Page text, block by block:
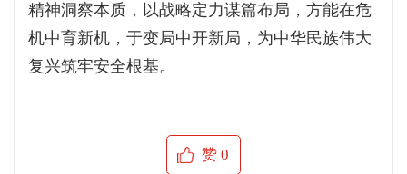
精神洞察本质，以战略定力谋篇布局，方能在危
机中育新机，于变局中开新局，为中华民族伟大
复兴筑牢安全根基。
赞0